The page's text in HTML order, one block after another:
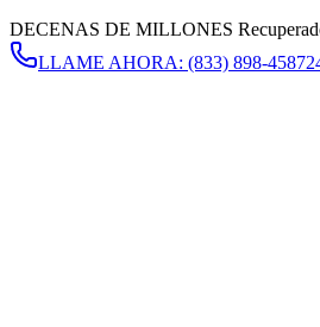
DECENAS DE MILLONES
LLAME AHORA: (833) 898-4587